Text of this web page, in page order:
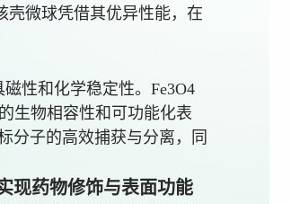
壳微球凭借其优异性能，在
性和化学稳定性。Fe3O4
生物相容性和可功能化表
分子的高效捕获与分离，同
现药物修饰与表面功能